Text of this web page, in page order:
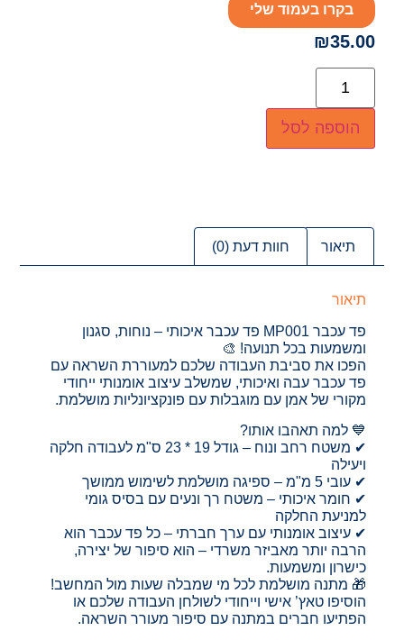
בקרו בעמוד שלי
₪35.00
הוספה לסל
תיאור חוות דעת (0)
תיאור
פד עכבר MP001 פד עכבר איכותי – נוחות, סגנון
ומשמעות בכל תנועה! 🎨
הפכו את סביבת העבודה שלכם למעוררת השראה עם
פד עכבר עבה ואיכותי, שמשלב עיצוב אומנותי ייחודי
מקורי של אמן עם מוגבלות עם פונקציונליות מושלמת.
💙 למה תאהבו אותו?
✔ משטח רחב ונוח – גודל 19 * 23 ס"מ לעבודה חלקה
ויעילה
✔ עובי 5 מ"מ – ספיגה מושלמת לשימוש ממושך
✔ חומר איכותי – משטח רך ונעים עם בסיס גומי
למניעת החלקה
✔ עיצוב אומנותי עם ערך חברתי – כל פד עכבר הוא
הרבה יותר מאביזר משרדי – הוא סיפור של יצירה,
כישרון ומשמעות.
🎁 מתנה מושלמת לכל מי שמבלה שעות מול המחשב!
הוסיפו טאץ’ אישי וייחודי לשולחן העבודה שלכם או
הפתיעו חברים במתנה עם סיפור מעורר השראה.